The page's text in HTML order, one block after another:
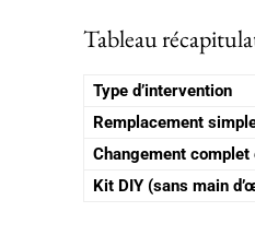
Tableau
Type d’intervention
Remplacement
Changement complet
Kit DIY (sans main